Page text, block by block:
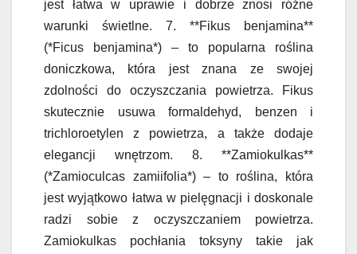
jest łatwa w uprawie i dobrze znosi różne
warunki świetlne. 7. **Fikus benjamina**
(*Ficus benjamina*) – to popularna roślina
doniczkowa, która jest znana ze swojej
zdolności do oczyszczania powietrza. Fikus
skutecznie usuwa formaldehyd, benzen i
trichloroetylen z powietrza, a także dodaje
elegancji wnętrzom. 8. **Zamiokulkas**
(*Zamioculcas zamiifolia*) – to roślina, która
jest wyjątkowo łatwa w pielęgnacji i doskonale
radzi sobie z oczyszczaniem powietrza.
Zamiokulkas pochłania toksyny takie jak